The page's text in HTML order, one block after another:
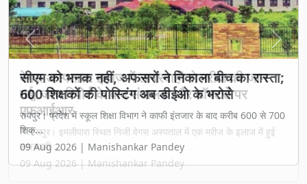
वेगस अस्पताल: इलाज में लापरवाही से मरीज की जान
गई, जांच रिपोर्ट के बाद संचालक और डॉक्टरों पर
एफआईआर
बिलासपुर। इमलीपारा स्थित निजी वेगस अस्पताल में एक मरीज के इलाज में हुई
लापरवाही ...
09 Aug 2026 | Manishankar Pandey
Previous Next